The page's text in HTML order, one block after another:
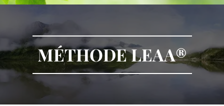
MÉTHODE LEAA®